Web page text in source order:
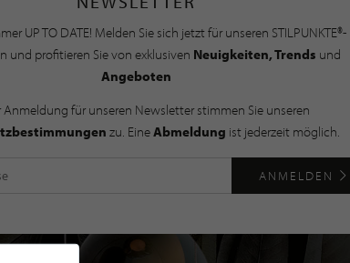
UP TO DATE! Melden Sie sich jetzt für unseren STILPUNKTE®-
und profitieren Sie von exklusiven Neuigkeiten, Trends und
Angeboten
Anmeldung für unseren Newsletter stimmen Sie unseren
zu. EineAbmeldung ist jederzeit möglich.
ANMELDEN